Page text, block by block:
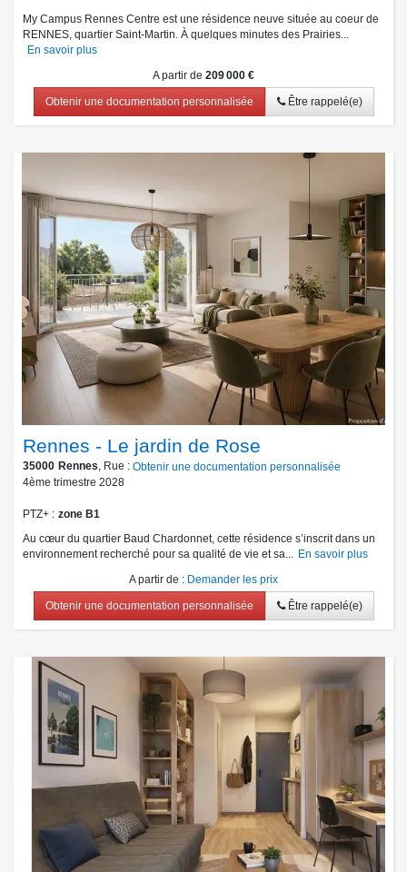
My Campus Rennes Centre est une résidence neuve située au coeur de
RENNES, quartier Saint-Martin. À quelques minutes des Prairies...
En savoir plus
A partir de 209 000 €
Obtenir une documentation personnalisée Être rappelé(e)
Rennes - Le jardin de Rose
35000 Rennes, Rue : Obtenir une documentation personnalisée
4ème trimestre 2028
PTZ+
zone B1
Au cœur du quartier Baud Chardonnet, cette résidence s’inscrit dans un
environnement recherché pour sa qualité de vie et sa... En savoir plus
A partir de : Demander les prix
Obtenir une documentation personnalisée Être rappelé(e)